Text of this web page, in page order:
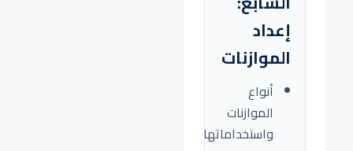
إعداد
الموازنات
أنواع
الموازنات
واستخداماتها